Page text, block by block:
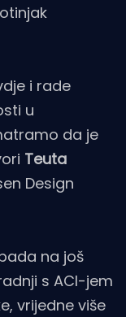
i rade
u
da je
Teuta
Design
na još
s ACI-jem
vrijedne više